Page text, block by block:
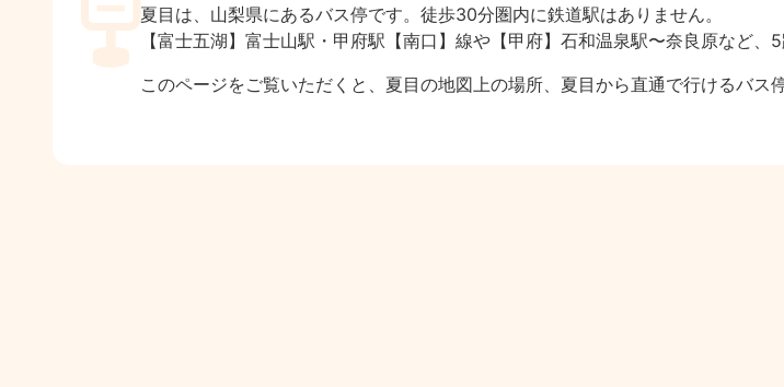
夏目は、山梨県にあるバス停です。徒歩30分圏内に鉄道駅はありません。
【富士五湖】富士山駅・甲府駅【南口】線や【甲府】石和温泉駅〜奈良原など、
このページをご覧いただくと、夏目の地図上の場所、夏目から直通で行けるバス